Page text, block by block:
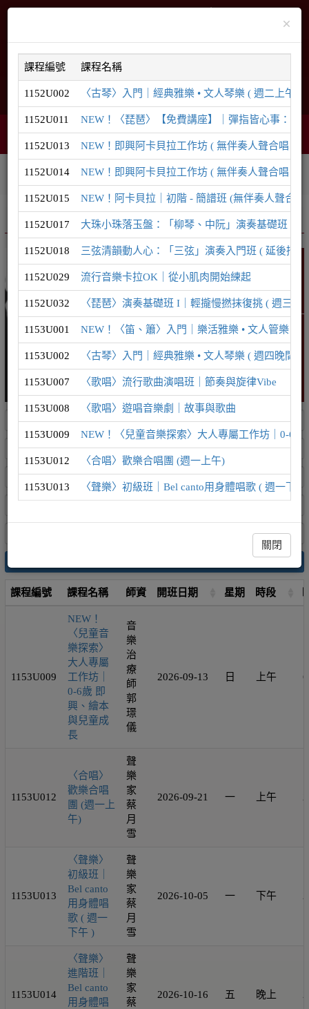
English 網站導覽
網頁選單
購物車 0
智能客服
學員登入
課程系列
相關連結
推廣課程 音樂系列
音樂
課程編號 課程名稱 師資 開班日期 星期 時段
1153U009
NEW！
〈兒童音
樂探索〉
大人專屬
工作坊｜
0-6歲 即
興、繪本
與兒童成
長
音
樂
治
療
師
郭
璟
儀
2026-09-13 日 上午 6
1153U012
〈合唱〉
歡樂合唱
團 (週一上
午)
聲
樂
家
蔡
月
雪
2026-09-21 一 上午
1153U013
〈聲樂〉
初級班｜
Bel canto
用身體唱
歌 ( 週一
下午 )
聲
樂
家
蔡
月
雪
2026-10-05 一 下午
1153U014
〈聲樂〉
進階班｜
Bel canto
用身體唱
聲
樂
家
蔡
2026-10-16 五 晚上
×
課程編號 課程名稱
1152U002 〈古琴〉入門｜經典雅樂 • 文人琴樂 ( 週二上午
1152U011 NEW！〈琵琶〉【免費講座】｜彈指皆心事：為
1152U013 NEW！即興阿卡貝拉工作坊 ( 無伴奏人聲合唱｜
1152U014 NEW！即興阿卡貝拉工作坊 ( 無伴奏人聲合唱｜
1152U015 NEW！阿卡貝拉｜初階 - 簡譜班 (無伴奏人聲合唱)
1152U017 大珠小珠落玉盤：「柳琴、中阮」演奏基礎班 (
1152U018 三弦清韻動人心：「三弦」演奏入門班 ( 延後招
1152U029 流行音樂卡拉OK｜從小肌肉開始練起
1152U032 〈琵琶〉演奏基礎班 I｜輕攏慢撚抹復挑 ( 週三
1153U001 NEW！〈笛、簫〉入門｜樂活雅樂 • 文人管樂 (
1153U002 〈古琴〉入門｜經典雅樂 • 文人琴樂 ( 週四晚間 )
1153U007 〈歌唱〉流行歌曲演唱班｜節奏與旋律Vibe
1153U008 〈歌唱〉遊唱音樂劇｜故事與歌曲
1153U009 NEW！〈兒童音樂探索〉大人專屬工作坊｜0-6
1153U012 〈合唱〉歡樂合唱團 (週一上午)
1153U013 〈聲樂〉初級班｜Bel canto用身體唱歌 ( 週一下午
關閉